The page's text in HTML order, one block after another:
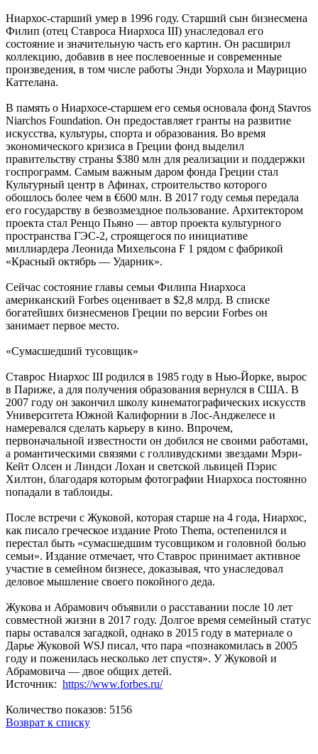
Ниархос-старший умер в 1996 году. Старший сын бизнесмена
Филип (отец Ставроса Ниархоса III) унаследовал его
состояние и значительную часть его картин. Он расширил
коллекцию, добавив в нее послевоенные и современные
произведения, в том числе работы Энди Уорхола и Маурицио
Каттелана.
В память о Ниархосе-старшем его семья основала фонд Stavros
Niarchos Foundation. Он предоставляет гранты на развитие
искусства, культуры, спорта и образования. Во время
экономического кризиса в Греции фонд выделил
правительству страны $380 млн для реализации и поддержки
госпрограмм. Самым важным даром фонда Греции стал
Культурный центр в Афинах, строительство которого
обошлось более чем в €600 млн. В 2017 году семья передала
его государству в безвозмездное пользование. Архитектором
проекта стал Ренцо Пьяно — автор проекта культурного
пространства ГЭС-2, строящегося по инициативе
миллиардера Леонида Михельсона F 1 рядом с фабрикой
«Красный октябрь — Ударник».
Сейчас состояние главы семьи Филипа Ниархоса
американский Forbes оценивает в $2,8 млрд. В списке
богатейших бизнесменов Греции по версии Forbes он
занимает первое место.
«Сумасшедший тусовщик»
Ставрос Ниархос III родился в 1985 году в Нью-Йорке, вырос
в Париже, а для получения образования вернулся в США. В
2007 году он закончил школу кинематографических искусств
Университета Южной Калифорнии в Лос-Анджелесе и
намеревался сделать карьеру в кино. Впрочем,
первоначальной известности он добился не своими работами,
а романтическими связями с голливудскими звездами Мэри-
Кейт Олсен и Линдси Лохан и светской львицей Пэрис
Хилтон, благодаря которым фотографии Ниархоса постоянно
попадали в таблоиды.
После встречи с Жуковой, которая старше на 4 года, Ниархос,
как писало греческое издание Proto Thema, остепенился и
перестал быть «сумасшедшим тусовщиком и головной болью
семьи». Издание отмечает, что Ставрос принимает активное
участие в семейном бизнесе, доказывая, что унаследовал
деловое мышление своего покойного деда.
Жукова и Абрамович объявили о расставании после 10 лет
совместной жизни в 2017 году. Долгое время семейный статус
пары оставался загадкой, однако в 2015 году в материале о
Дарье Жуковой WSJ писал, что пара «познакомилась в 2005
году и поженилась несколько лет спустя». У Жуковой и
Абрамовича — двое общих детей.
Источник: https://www.forbes.ru/
Количество показов: 5156
Возврат к списку